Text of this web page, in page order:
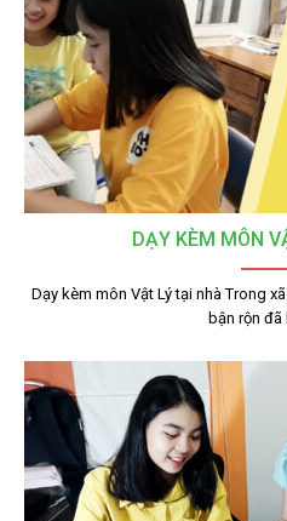
DẠY KÈM MÔN
Dạy kèm môn Vật Lý tại nhà Trong
bận rộn